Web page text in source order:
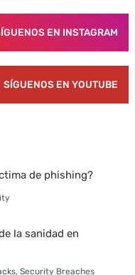
EN INSTAGRAM
SÍGUENOS EN YOUTUBE
de phishing?
la sanidad en
,Security Breaches